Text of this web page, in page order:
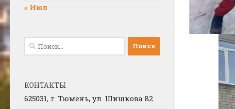
« Июл
Найти:
КОНТАКТЫ
625031, г. Тюмень, ул. Шишкова 82